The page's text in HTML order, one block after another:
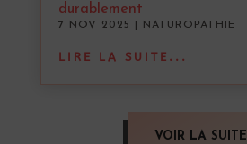
durablement
7 NOV 2025 NATUROPATHIE
LIRE LA SUITE...
VOIR LA SUITE